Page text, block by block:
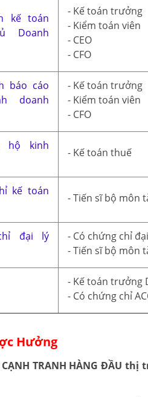
kế toán
Doanh
- Kế toán trưởng
- Kiểm toán viên
- CEO
- CFO
báo cáo
doanh
- Kế toán trưởng
- Kiểm toán viên
- CFO
hộ kinh
- Kế toán thuế
kế toán
- Tiến sĩ bộ môn
đại lý
- Có chứng chỉ
- Tiến sĩ bộ môn
- Kế toán trưởng
- Có chứng chỉ
Hưởng
TRANH HÀNG ĐẦU thị